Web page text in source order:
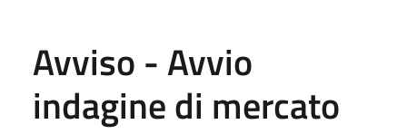
Avviso - Avvio
indagine di mercato